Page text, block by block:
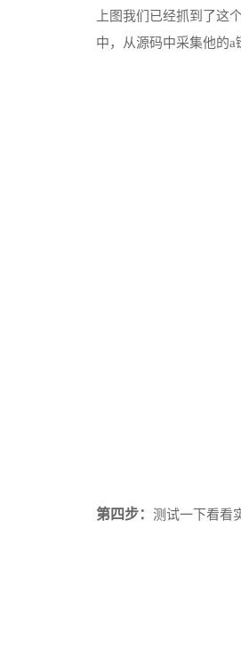
上图我们已经抓到了这
中，从源码中采集他的a
第四步： 测试一下看看